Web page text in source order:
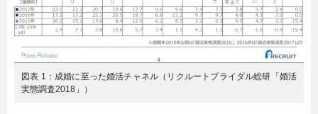
図表 1：成婚に至った婚活チャネル（リクルートブライダル総研「婚活
実態調査2018」）